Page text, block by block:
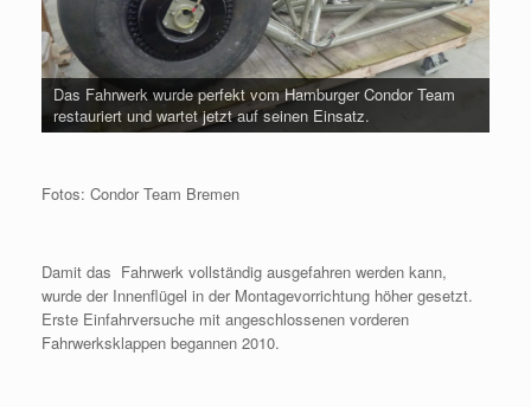
Das Fahrwerk wurde perfekt vom Hamburger Condor Team
restauriert und wartet jetzt auf seinen Einsatz.
Fotos: Condor Team Bremen
Damit das Fahrwerk vollständig ausgefahren werden kann,
wurde der Innenflügel in der Montagevorrichtung höher gesetzt.
Erste Einfahrversuche mit angeschlossenen vorderen
Fahrwerksklappen begannen 2010.